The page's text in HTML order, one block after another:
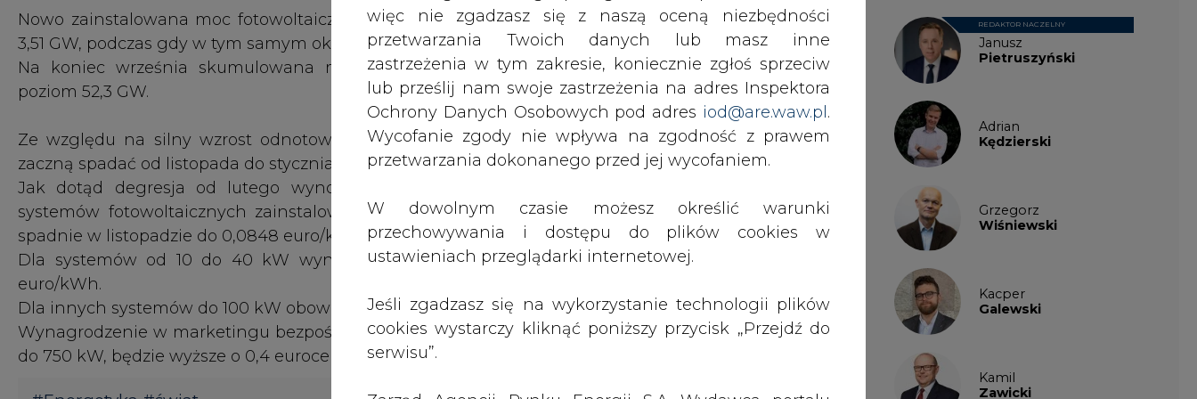
więc nie zgadzasz się z naszą oceną niezbędności
przetwarzania Twoich danych lub masz inne
zastrzeżenia w tym zakresie, koniecznie zgłoś sprzeciw
lub prześlij nam swoje zastrzeżenia na adres Inspektora
Ochrony Danych Osobowych pod adres iod@are.waw.pl .
Wycofanie zgody nie wpływa na zgodność z prawem
przetwarzania dokonanego przed jej wycofaniem.
W dowolnym czasie możesz określić warunki
przechowywania i dostępu do plików cookies w
ustawieniach przeglądarki internetowej.
Jeśli zgadzasz się na wykorzystanie technologii plików
cookies wystarczy kliknąć poniższy przycisk „Przejdź do
serwisu”.
Nowo zainstalowana moc fotowoltaiczna w pierwszych dziewięciu miesiącach tego roku wyniosła
3,51 GW, podczas gdy w tym samym okresie ubiegłego roku wynosiła ona ok. 2,9 GW.
Na koniec września skumulowana moc w źródłach fotowoltaicznych osiągnęła w Niemczech
poziom 52,3 GW.
Ze względu na silny wzrost odnotowany w pierwszych trzech kwartałach, taryfy gwarantowane
zaczną spadać od listopada do stycznia 2021 r. o 1,8 proc. miesięcznie.
Jak dotąd degresja od lutego wynosiła 1,4 proc. miesięcznie. Stała taryfa gwarantowana dla
systemów fotowoltaicznych zainstalowanych na budynkach i ekranach akustycznych do 10 kW
spadnie w listopadzie do 0,0848 euro/kWh.
Dla systemów od 10 do 40 kW wyniesie 0,0824 euro/kWh, a dla instalacji do 100 kW 0,0646
euro/kWh.
Dla innych systemów do 100 kW obowiązuje taryfa 0,0583 euro/kWh.
Wynagrodzenie w marketingu bezpośrednim, które jest obowiązkowe dla systemów o mocy od 100
do 750 kW, będzie wyższe o 0,4 eurocenta za 1 kWh.
Artykuł powstał bez wsparcia narzędzi sztucznej
Janusz
Pietruszyński
REDAKTOR NACZELNY
Adrian
Kędzierski
Grzegorz
Wiśniewski
Kacper
Galewski
Kamil
Zawicki